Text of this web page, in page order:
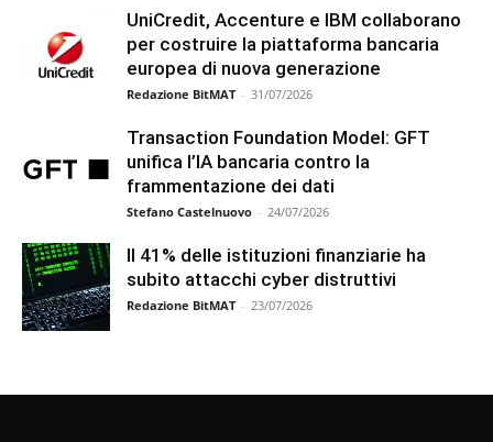
UniCredit, Accenture e IBM collaborano
per costruire la piattaforma bancaria
europea di nuova generazione
Redazione BitMAT - 31/07/2026
Transaction Foundation Model: GFT
unifica l’IA bancaria contro la
frammentazione dei dati
Stefano Castelnuovo - 24/07/2026
Il 41% delle istituzioni finanziarie ha
subito attacchi cyber distruttivi
Redazione BitMAT - 23/07/2026